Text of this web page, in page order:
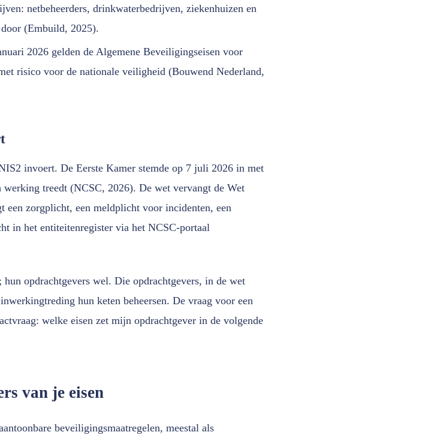
netbeheerders, drinkwaterbedrijven, ziekenhuizen en
(Embuild, 2025).
2026 gelden de Algemene Beveiligingseisen voor
risico voor de nationale veiligheid (Bouwend Nederland,
invoert. De Eerste Kamer stemde op 7 juli 2026 in met
treedt (NCSC, 2026). De wet vervangt de Wet
een zorgplicht, een meldplicht voor incidenten, een
in het entiteitenregister via het NCSC-portaal
opdrachtgevers wel. Die opdrachtgevers, in de wet
hun keten beheersen. De vraag voor een
welke eisen zet mijn opdrachtgever in de volgende
van je eisen
beveiligingsmaatregelen, meestal als